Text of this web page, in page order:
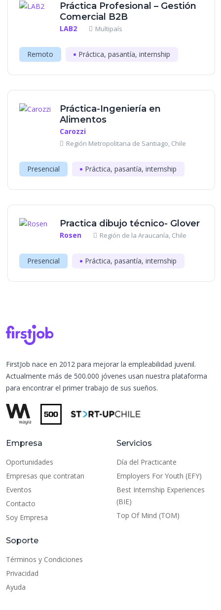
Práctica Profesional – Gestión
Comercial B2B
LAB2 Multipaís
Remoto Práctica, pasantía, internship
Práctica-Ingeniería en
Alimentos
Carozzi
Región Metropolitana de Santiago, Chile
Presencial Práctica, pasantía, internship
Practica dibujo técnico- Glover
Rosen Región de la Araucanía, Chile
Presencial Práctica, pasantía, internship
FirstJob nace en 2012 para mejorar la empleabilidad juvenil.
Actualmente más de 500.000 jóvenes usan nuestra plataforma
para encontrar el primer trabajo de sus sueños.
Empresa
Oportunidades
Empresas que contratan
Eventos
Contacto
Soy Empresa
Servicios
Día del Practicante
Employers For Youth (EFY)
Best Internship Experiences
(BIE)
Top Of Mind (TOM)
Soporte
Términos y Condiciones
Privacidad
Ayuda